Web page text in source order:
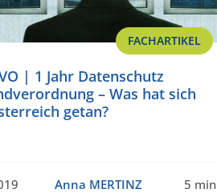
FACHARTIKEL
| 1 Jahr Datenschutz
– Was hat sich
getan?
Anna MERTINZ 5 min